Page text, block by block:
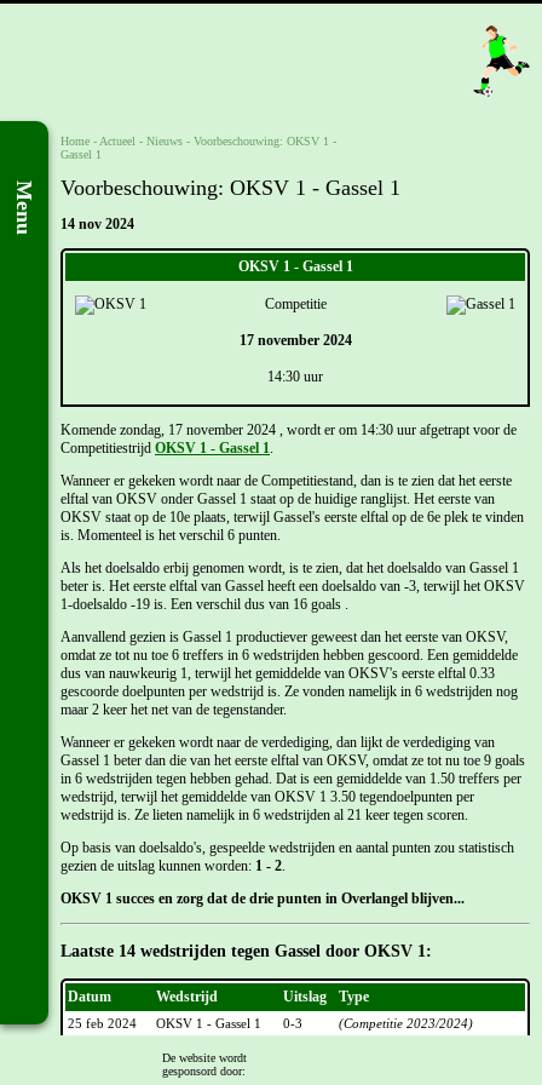
Menu
Home - Actueel - Nieuws - Voorbeschouwing: OKSV 1 -
Gassel 1
Voorbeschouwing: OKSV 1 - Gassel 1
14 nov 2024
OKSV 1 - Gassel 1
Competitie
17 november 2024
14:30 uur
Komende zondag, 17 november 2024 , wordt er om 14:30 uur afgetrapt voor de
Competitiestrijd OKSV 1 - Gassel 1.
Wanneer er gekeken wordt naar de Competitiestand, dan is te zien dat het eerste
elftal van OKSV onder Gassel 1 staat op de huidige ranglijst. Het eerste van
OKSV staat op de 10e plaats, terwijl Gassel's eerste elftal op de 6e plek te vinden
is. Momenteel is het verschil 6 punten.
Als het doelsaldo erbij genomen wordt, is te zien, dat het doelsaldo van Gassel 1
beter is. Het eerste elftal van Gassel heeft een doelsaldo van -3, terwijl het OKSV
1-doelsaldo -19 is. Een verschil dus van 16 goals .
Aanvallend gezien is Gassel 1 productiever geweest dan het eerste van OKSV,
omdat ze tot nu toe 6 treffers in 6 wedstrijden hebben gescoord. Een gemiddelde
dus van nauwkeurig 1, terwijl het gemiddelde van OKSV's eerste elftal 0.33
gescoorde doelpunten per wedstrijd is. Ze vonden namelijk in 6 wedstrijden nog
maar 2 keer het net van de tegenstander.
Wanneer er gekeken wordt naar de verdediging, dan lijkt de verdediging van
Gassel 1 beter dan die van het eerste elftal van OKSV, omdat ze tot nu toe 9 goals
in 6 wedstrijden tegen hebben gehad. Dat is een gemiddelde van 1.50 treffers per
wedstrijd, terwijl het gemiddelde van OKSV 1 3.50 tegendoelpunten per
wedstrijd is. Ze lieten namelijk in 6 wedstrijden al 21 keer tegen scoren.
Op basis van doelsaldo's, gespeelde wedstrijden en aantal punten zou statistisch
gezien de uitslag kunnen worden: 1 - 2.
OKSV 1 succes en zorg dat de drie punten in Overlangel blijven...
Laatste 14 wedstrijden tegen Gassel door OKSV 1:
Datum Wedstrijd Uitslag Type
25 feb 2024 OKSV 1 - Gassel 1 0-3
(Competitie 2023/2024)
OKSV 1 - Gassel 1
De website wordt
gesponsord door: